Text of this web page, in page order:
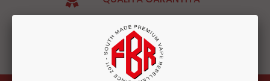
+700 PRODOTTI
ASSISTENZA CLIENTI